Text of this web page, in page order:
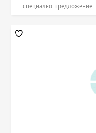
специално предложение